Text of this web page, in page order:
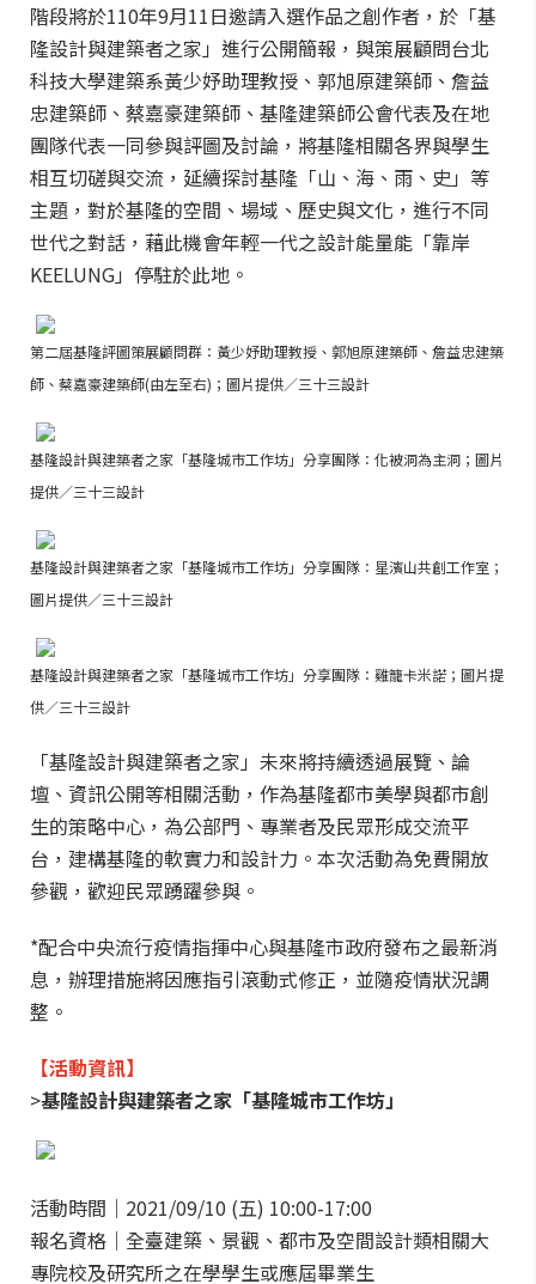
階段將於110年9月11日邀請入選作品之創作者，於「基
隆設計與建築者之家」進行公開簡報，與策展顧問台北
科技大學建築系黃少妤助理教授、郭旭原建築師、詹益
忠建築師、蔡嘉豪建築師、基隆建築師公會代表及在地
團隊代表一同參與評圖及討論，將基隆相關各界與學生
相互切磋與交流，延續探討基隆「山、海、雨、史」等
主題，對於基隆的空間、場域、歷史與文化，進行不同
世代之對話，藉此機會年輕一代之設計能量能「靠岸
KEELUNG」停駐於此地。
第二屆基隆評圖策展顧問群：黃少妤助理教授、 郭旭原建築師、 詹益忠建築
師、 蔡嘉豪建築師(由左至右)；圖片提供／三十三設計
基隆設計與建築者之家「基隆城市工作坊」分享團隊： 化被洞為主洞；圖片
提供／三十三設計
基隆設計與建築者之家「基隆城市工作坊」分享團隊： 星濱山共創工作室；
圖片提供／三十三設計
基隆設計與建築者之家「基隆城市工作坊」分享團隊： 雞籠卡米諾；圖片提
供／三十三設計
「基隆設計與建築者之家」未來將持續透過展覽、論
壇、資訊公開等相關活動，作為基隆都市美學與都市創
生的策略中心，為公部門、專業者及民眾形成交流平
台，建構基隆的軟實力和設計力。本次活動為免費開放
參觀，歡迎民眾踴躍參與。
*配合中央流行疫情指揮中心與基隆市政府發布之最新消
息，辦理措施將因應指引滾動式修正，並隨疫情狀況調
整。
【活動資訊】
>基隆設計與建築者之家「基隆城市工作坊」
活動時間｜2021/09/10 (五) 10:00-17:00
報名資格｜全臺建築、景觀、都市及空間設計類相關大
專院校及研究所之在學學生或應屆畢業生